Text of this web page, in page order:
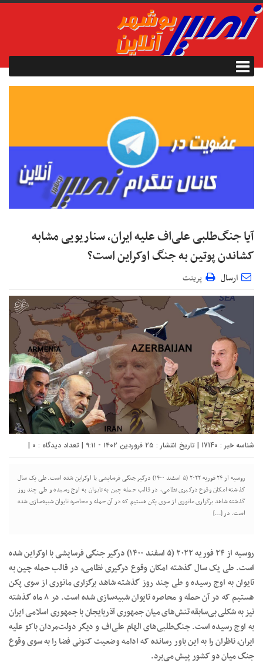
آیا جنگ‌طلبی علی‌اف علیه ایران، سناریویی مشابه
کشاندن پوتین به جنگ اوکراین است؟
ارسال پرینت
شناسه خبر : 17140 | تاریخ انتشار : ۲۵ فروردین ۱۴۰۲ - ۹:۱۱ | تعداد دیدگاه : 0
|
روسیه از ۲۴ فوریه ۲۰۲۲ (۵ اسفند ۱۴۰۰) درگیر جنگی فرسایشی با اوکراین شده است. طی یک سال
گذشته امکان وقوع درگیری نظامی، در قالب حمله چین به تایوان به اوج رسیده و طی چند روز
گذشته شاهد برگزاری مانوری از سوی پکن هستیم که در آن حمله و محاصره تایوان شبیه‌سازی شده
است. در […]
روسیه از ۲۴ فوریه ۲۰۲۲ (۵ اسفند ۱۴۰۰) درگیر جنگی فرسایشی با اوکراین شده
است. طی یک سال گذشته امکان وقوع درگیری نظامی، در قالب حمله چین به
تایوان به اوج رسیده و طی چند روز گذشته شاهد برگزاری مانوری از سوی پکن
هستیم که در آن حمله و محاصره تایوان شبیه‌سازی شده است. در ۸ ماه گذشته
نیز به شکلی بی‌سابقه تنش‌های میان جمهوری آذربایجان با جمهوری اسلامی ایران
به اوج رسیده است. جنگ‌طلبی‌های الهام علی‌اف و دیگر دولت‌مردان باکو علیه
ایران، ناظران را به این باور رسانده که ادامه وضعیت کنونی فضا را به سوی وقوع
جنگ میان دو کشور پیش می‌برد.